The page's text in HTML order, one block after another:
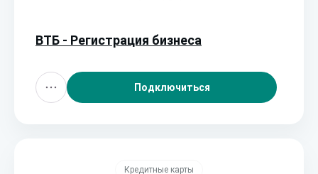
ВТБ - Регистрация бизнеса
Подключиться
Кредитные карты